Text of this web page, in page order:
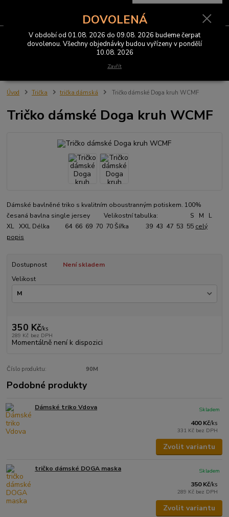
Menu
0 Kč
Úvod Trička trička dámská Tričko dámské Doga kruh WCMF
Tričko dámské Doga kruh WCMF
Dámské bavlněné triko s kvalitním oboustranným potiskem. 100%
česaná bavlna single jersey Velikostní tabulka: S M L
XL XXL Délka 64 66 69 70 70 Šířka 39 43 47 53 55 celý
popis
Dostupnost
Není skladem
Velikost
350 Kč/ks
289 Kč bez DPH
Momentálně není k dispozici
Číslo produktu: 90M
Podobné produkty
Dámské triko Vdova
400 Kč/ks
331 Kč bez DPH
Skladem
Zvolit variantu
tričko dámské DOGA maska
350 Kč/ks
289 Kč bez DPH
Skladem
Zvolit variantu
DOVOLENÁ
V období od 01.08. 2026 do 09.08. 2026 budeme čerpat
dovolenou. Všechny objednávky budou vyřízeny v pondělí
10.08. 2026
Zavřít